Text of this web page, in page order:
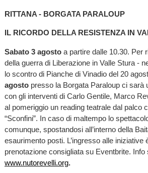
RITTANA - BORGATA PARALOUP
IL RICORDO DELLA RESISTENZA IN
Sabato 3 agostoa partire dalle 10.30. Per
della guerra di Liberazione in Valle Stura -
lo scontro di Pianche di Vinadio del 20
agosto presso la Borgata Paraloup ci sarà
con gli interventi di Carlo Gentile, Marco
al pomeriggio un reading teatrale dal palco
“Sconfini”. In caso di maltempo lo
comunque, spostandosi all’interno della
esaurimento posti. L’ingresso alle iniziative
prenotazione consigliata su Eventbrite. Info
www.nutorevelli.org.